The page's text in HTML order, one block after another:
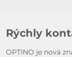
Rýchly
OPTINO je nová